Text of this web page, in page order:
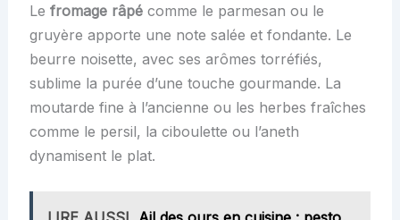
Le fromage râpécomme le parmesan ou le
gruyère apporte une note salée et fondante. Le
beurre noisette, avec ses arômes torréfiés,
sublime la purée d’une touche gourmande. La
moutarde fine à l’ancienne ou les herbes fraîches
comme le persil, la ciboulette ou l’aneth
dynamisent le plat.